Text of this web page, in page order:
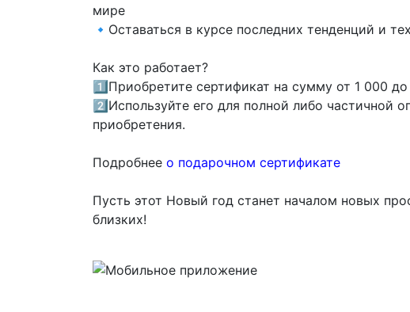
мире
🔹Оставаться в курсе последних тенденций и
Как это работает?
1️⃣Приобретите сертификат на сумму от 1 000
2️⃣Используйте его для полной либо частичной
приобретения.
Подробнее о подарочном сертификате
Пусть этот Новый год станет началом новых
близких!